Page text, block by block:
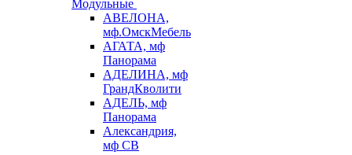
Модульные
АВЕЛОНА,
мф.ОмскМебель
АГАТА, мф
Панорама
АДЕЛИНА, мф
ГрандКволити
АДЕЛЬ, мф
Панорама
Александрия,
мф СВ